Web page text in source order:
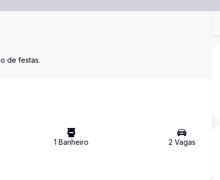
de festas.
1 Banheiro 2 Vagas